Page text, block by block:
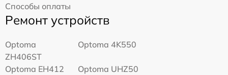
Способы оплаты
Ремонт устройств
Optoma
ZH406ST
Optoma 4K550
Optoma EH412
Optoma UHZ50